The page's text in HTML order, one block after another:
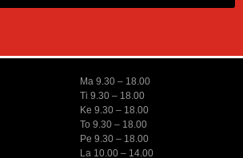
Ma 9.30 – 18.00
Ti 9.30 – 18.00
Ke 9.30 – 18.00
To 9.30 – 18.00
Pe 9.30 – 18.00
La 10.00 – 14.00